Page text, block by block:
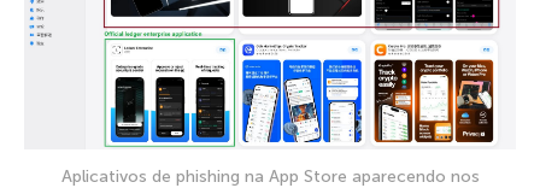
Aplicativos de phishing na App Store aparecendo nos